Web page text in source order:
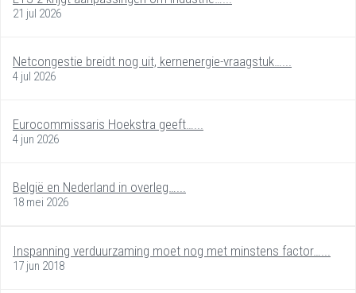
21 jul 2026
Netcongestie breidt nog uit, kernenergie-vraagstuk…...
4 jul 2026
Eurocommissaris Hoekstra geeft…...
4 jun 2026
België en Nederland in overleg…...
18 mei 2026
Inspanning verduurzaming moet nog met minstens factor…...
17 jun 2018